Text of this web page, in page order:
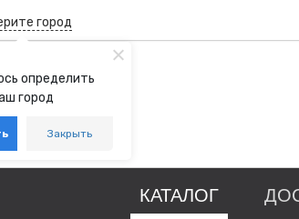
определить
город
Закрыть
город
76-77
по России
88-88
whatsapp
КАТАЛОГ